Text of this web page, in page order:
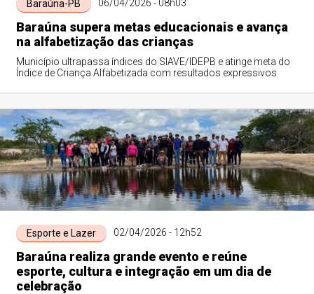
Baraúna-PB 06/04/2026 - 08h03
Baraúna supera metas educacionais e avança
na alfabetização das crianças
Município ultrapassa índices do SIAVE/IDEPB e atinge meta do
Índice de Criança Alfabetizada com resultados expressivos
Esporte e Lazer 02/04/2026 - 12h52
Baraúna realiza grande evento e reúne
esporte, cultura e integração em um dia de
celebração